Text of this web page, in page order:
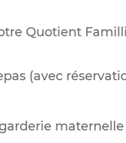
Quotient
(avec